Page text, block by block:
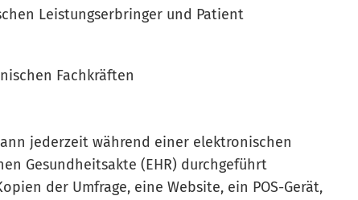
Leistungserbringer und Patient
Fachkräften
jederzeit während einer elektronischen
Gesundheitsakte (EHR) durchgeführt
der Umfrage, eine Website, ein POS-Gerät,